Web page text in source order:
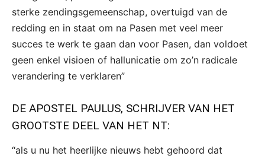
sterke zendingsgemeenschap, overtuigd van de
redding en in staat om na Pasen met veel meer
succes te werk te gaan dan voor Pasen, dan voldoet
geen enkel visioen of hallunicatie om zo’n radicale
verandering te verklaren”
DE APOSTEL PAULUS, SCHRIJVER VAN HET
GROOTSTE DEEL VAN HET NT:
“als u nu het heerlijke nieuws hebt gehoord dat